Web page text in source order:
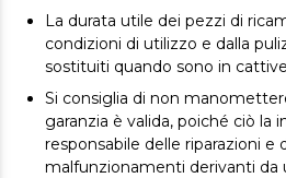
La durata utile dei pezzi di
condizioni di utilizzo e dalla
sostituiti quando sono in
Si consiglia di non
garanzia è valida, poiché ciò la
responsabile delle riparazioni e
malfunzionamenti derivanti da